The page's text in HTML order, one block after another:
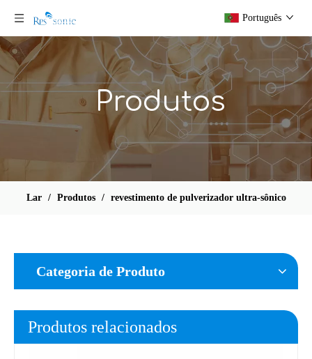
Português
Produtos
Lar / Produtos / revestimento de pulverizador ultra-sônico
Categoria de Produto
Produtos relacionados